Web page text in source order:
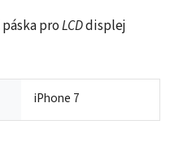
páska proLCDdisplej
iPhone 7